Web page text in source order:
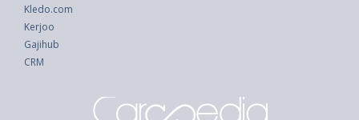
Kledo.com
Kerjoo
Gajihub
CRM